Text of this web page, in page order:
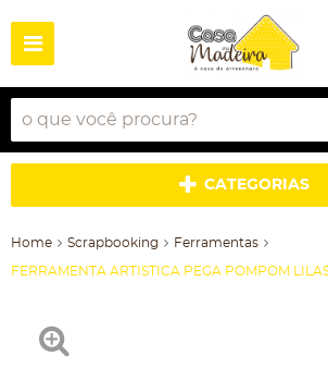
CATEGORIAS
Home Scrapbooking Ferramentas
FERRAMENTA ARTISTICA PEGA POMPOM